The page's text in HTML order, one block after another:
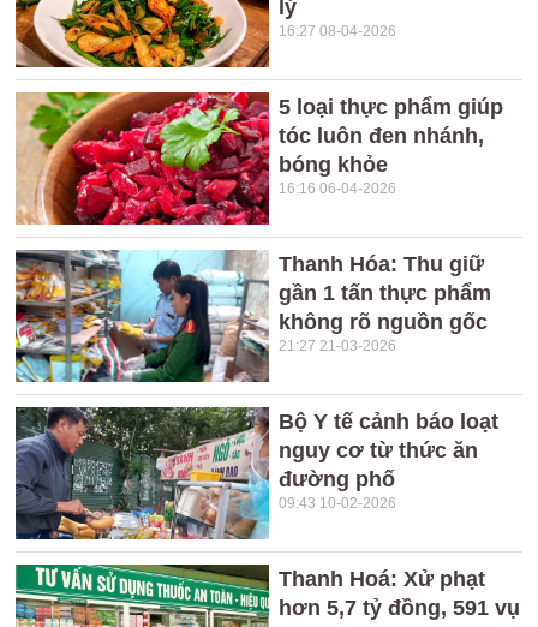
lý
16:27 08-04-2026
5 loại thực phẩm giúp
tóc luôn đen nhánh,
bóng khỏe
16:16 06-04-2026
Thanh Hóa: Thu giữ
gần 1 tấn thực phẩm
không rõ nguồn gốc
21:27 21-03-2026
Bộ Y tế cảnh báo loạt
nguy cơ từ thức ăn
đường phố
09:43 10-02-2026
Thanh Hoá: Xử phạt
hơn 5,7 tỷ đồng, 591 vụ